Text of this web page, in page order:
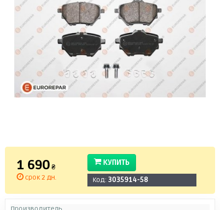
1 690 ₴
срок 2 дн.
КУПИТЬ
Код: 3035914-58